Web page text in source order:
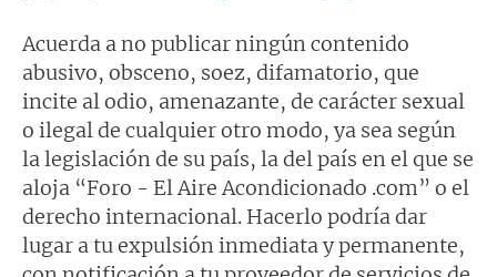
Acuerda a no publicar ningún contenido
abusivo, obsceno, soez, difamatorio, que
incite al odio, amenazante, de carácter sexual
o ilegal de cualquier otro modo, ya sea según
la legislación de su país, la del país en el que se
aloja “Foro - El Aire Acondicionado .com” o el
derecho internacional. Hacerlo podría dar
lugar a tu expulsión inmediata y permanente,